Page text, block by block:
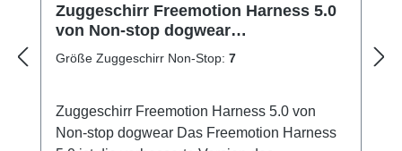
Zuggeschirr Freemotion Harness 5.0
von Non-stop dogwear
schwarz/orange
Größe Zuggeschirr Non-Stop: 7
Zuggeschirr Freemotion Harness 5.0 von
Non-stop dogwear Das Freemotion Harness